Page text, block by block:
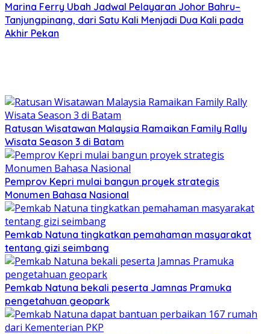
Marina Ferry Ubah Jadwal Pelayaran Johor Bahru–
Tanjungpinang, dari Satu Kali Menjadi Dua Kali pada
Akhir Pekan
Ratusan Wisatawan Malaysia Ramaikan Family Rally
Wisata Season 3 di Batam
Pemprov Kepri mulai bangun proyek strategis
Monumen Bahasa Nasional
Pemkab Natuna tingkatkan pemahaman masyarakat
tentang gizi seimbang
Pemkab Natuna bekali peserta Jamnas Pramuka
pengetahuan geopark